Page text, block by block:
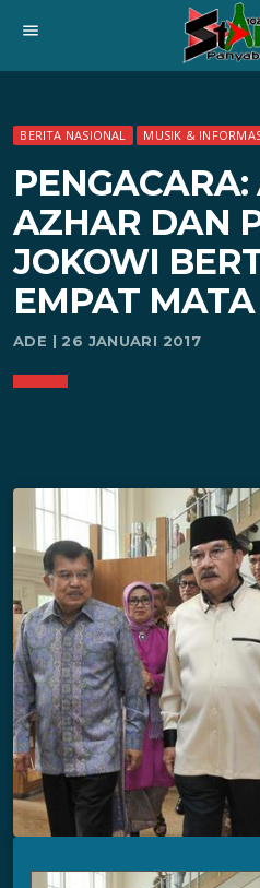
menu
BERITA NASIONAL MUSIK &
AZHAR DAN
JOKOWI
EMPAT MATA
ADE | 26 JANUARI 2017